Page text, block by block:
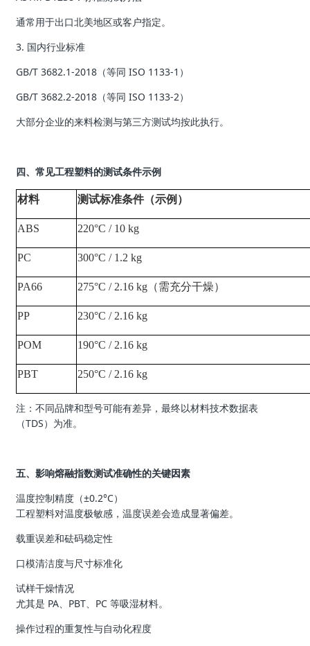
通常用于出口北美地区或客户指定。
3. 国内行业标准
GB/T 3682.1-2018（等同 ISO 1133-1）
GB/T 3682.2-2018（等同 ISO 1133-2）
大部分企业的来料检测与第三方测试均按此执行。
四、常见工程塑料的测试条件示例
材料 测试标准条件（示例）
ABS 220°C / 10 kg
PC 300°C / 1.2 kg
PA66 275°C / 2.16 kg（需充分干燥）
PP 230°C / 2.16 kg
POM 190°C / 2.16 kg
PBT 250°C / 2.16 kg
注：不同品牌和型号可能有差异，最终以材料技术数据表
（TDS）为准。
五、影响熔融指数测试准确性的关键因素
温度控制精度（±0.2°C）
工程塑料对温度极敏感，温度误差会造成显著偏差。
载重误差和砝码稳定性
口模清洁度与尺寸标准化
试样干燥情况
尤其是 PA、PBT、PC 等吸湿材料。
操作过程的重复性与自动化程度